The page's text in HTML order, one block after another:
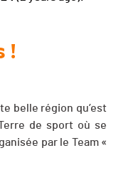
!
belle région qu’est
de sport où se
par le Team «